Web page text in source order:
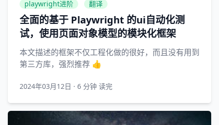
playwright进阶 翻译
全面的基于 Playwright 的ui自动化测
试，使用页面对象模型的模块化框架
本文描述的框架不仅工程化做的很好，而且没有用到
第三方库，强烈推荐 👍
2024年03月12日 · 6 分钟 读完